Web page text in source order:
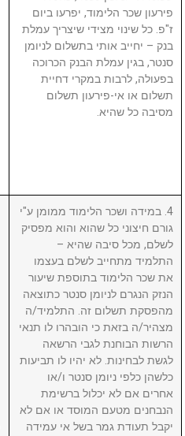
פירעון שכר הלימוד, יפרעו ביום
ז"פ. כל שינוי מצידי שיצריך עמלת
בנק – יחייב אותי בתשלום לניומן
סנטר, בגין עמלת הבנק הכרוכה
בפעולה, לרבות במקרי דחיית
תשלום או אי-פירעון תשלום
מסיבה כל שהיא.
4. במידה ושכר הלימוד ממומן ע"י
גורם חיצוני כל שהוא והוא מפסיק
לשלם, מכל סיבה שהיא –
התלמיד מתחייב לשלם בעצמו
את שכר הלימוד בתוספת שיעור
הנזק הנגרם לניומן סנטר כתוצאה
מהפסקת תשלום זה. התלמיד/ה
מצהיר/ה בזאת כי הובהרו לו תנאי
הרשות הבוחנת לגבי הרשאה
לגשת לבחינות. לא יהיו לו תביעות
כלשהן כלפי ניומן סנטר ו/או
אחרים אם לא יכלול ברשימת
הנבחנים מטעם המוסד או אם לא
יקבל תעודת גמר בשל אי עמידה